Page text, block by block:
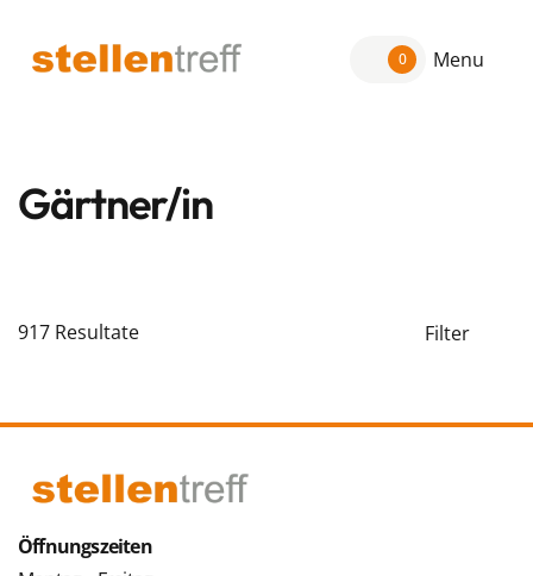
0 Menu
Gärtner/in
917 Resultate Filter
Öffnungszeiten